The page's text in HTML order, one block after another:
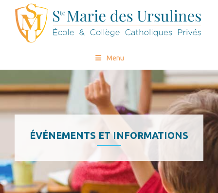
Menu
ÉVÉNEMENTS ET INFORMATIONS